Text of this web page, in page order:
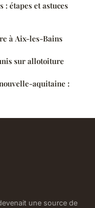
étapes et astuces
à Aix-les-Bains
sur allotoiture
aquitaine :
une source de